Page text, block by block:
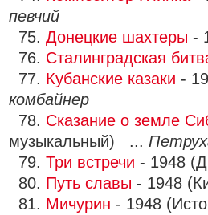
певчий
75. Донецкие шахтеры -
76. Сталинградская
77. Кубанские казаки -
комбайнер
78. Сказание о земле
музыкальный) ...
79. Три встречи - 1948
80. Путь славы - 1948
81. Мичурин - 1948